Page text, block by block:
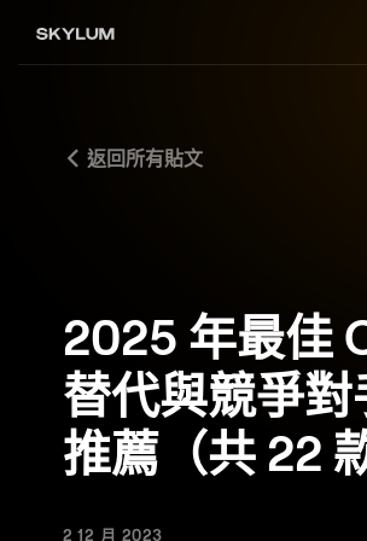
返回所有貼文
2025 年最佳
替代與競爭對
推薦（共 22
2 12 月 2023